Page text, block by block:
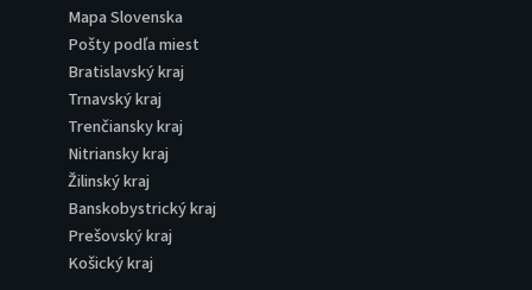
Mapa Slovenska
Pošty podľa miest
Bratislavský kraj
Trnavský kraj
Trenčiansky kraj
Nitriansky kraj
Žilinský kraj
Banskobystrický kraj
Prešovský kraj
Košický kraj